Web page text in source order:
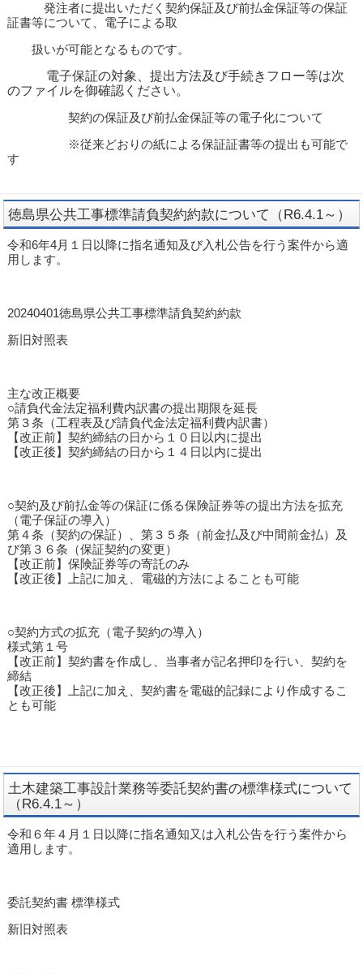
発注者に提出いただく契約保証及び前払金保証等の保証
証書等について、電子による取
扱いが可能となるものです。
電子保証の対象、提出方法及び手続きフロー等は次
のファイルを御確認ください。
契約の保証及び前払金保証等の電子化について
※従来どおりの紙による保証証書等の提出も可能で
す
徳島県公共工事標準請負契約約款について（R6.4.1～）
令和6年4月１日以降に指名通知及び入札公告を行う案件から適
用します。
20240401徳島県公共工事標準請負契約約款
新旧対照表
主な改正概要
○請負代金法定福利費内訳書の提出期限を延長
第３条（工程表及び請負代金法定福利費内訳書）
【改正前】契約締結の日から１０日以内に提出
【改正後】契約締結の日から１４日以内に提出
○契約及び前払金等の保証に係る保険証券等の提出方法を拡充
（電子保証の導入）
第４条（契約の保証）、第３５条（前金払及び中間前金払）及
び第３６条（保証契約の変更）
【改正前】保険証券等の寄託のみ
【改正後】上記に加え、電磁的方法によることも可能
○契約方式の拡充（電子契約の導入）
様式第１号
【改正前】契約書を作成し、当事者が記名押印を行い、契約を
締結
【改正後】上記に加え、契約書を電磁的記録により作成するこ
とも可能
土木建築工事設計業務等委託契約書の標準様式について
（R6.4.1～）
令和６年４月１日以降に指名通知又は入札公告を行う案件から
適用します。
委託契約書 標準様式
新旧対照表